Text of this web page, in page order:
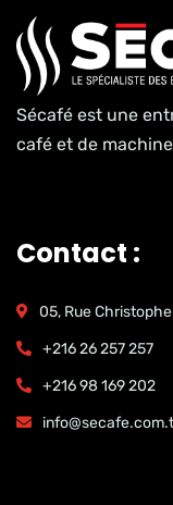
Sécafé est une
café et de
Contact :
05, Rue
+216 26 257 257
+216 98 169 202